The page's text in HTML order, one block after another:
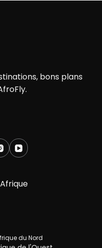
bons plans
du Nord